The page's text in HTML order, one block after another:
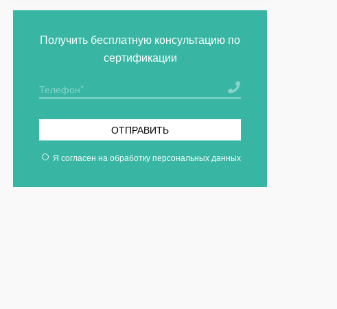
Получить бесплатную консультацию по
сертификации
ОТПРАВИТЬ
Я согласен на обработку персональных данных